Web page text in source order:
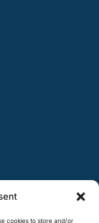
cookies to store and/or